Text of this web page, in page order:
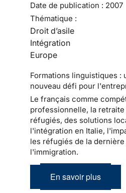
Date de publication : 2007
Thématique :
Droit d’asile
Intégration
Europe
Formations linguistiques :
nouveau défi pour
Le français comme
professionnelle, la retraite
réfugiés, des solutions
l'intégration en Italie,
les réfugiés de la
l'immigration.
En savoir plus